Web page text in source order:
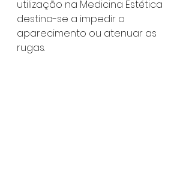
utilização na Medicina Estética
destina-se a impedir o
aparecimento ou atenuar as
rugas.